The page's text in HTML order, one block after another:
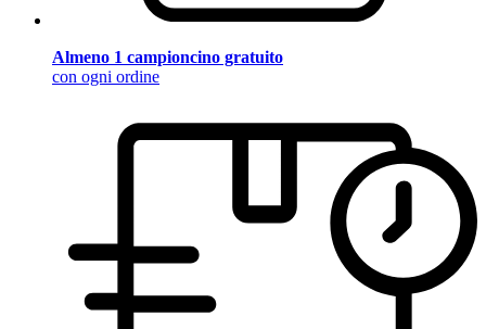
Almeno 1 campioncino gratuito
con ogni ordine